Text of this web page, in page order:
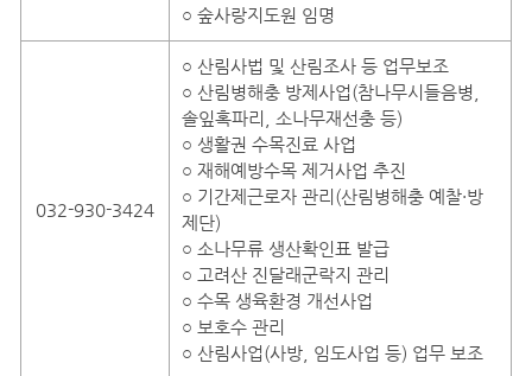
○ 숲사랑지도원 임명
032-930-3424
○ 산림사법 및 산림조사 등 업무보조
○ 산림병해충 방제사업(참나무시들음병,
솔잎혹파리, 소나무재선충 등)
○ 생활권 수목진료 사업
○ 재해예방수목 제거사업 추진
○ 기간제근로자 관리(산림병해충 예찰·방
제단)
○ 소나무류 생산확인표 발급
○ 고려산 진달래군락지 관리
○ 수목 생육환경 개선사업
○ 보호수 관리
○ 산림사업(사방, 임도사업 등) 업무 보조